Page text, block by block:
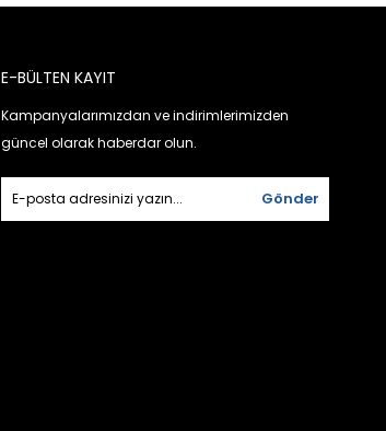
E-BÜLTEN KAYIT
Kampanyalarımızdan ve indirimlerimizden
güncel olarak haberdar olun.
Gönder